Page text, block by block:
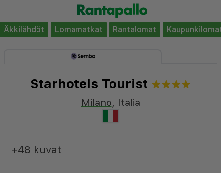
Äkkilähdöt Lomamatkat Rantalomat
Starhotels Tourist
Milano, Italia
+48 kuvat